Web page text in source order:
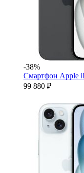
-38%
Смартфон Apple
99 880 ₽